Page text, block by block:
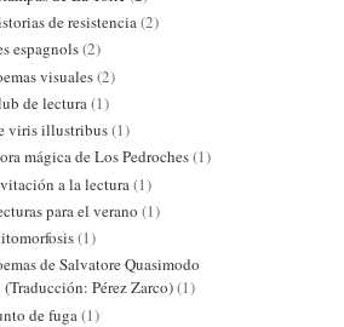
de resistencia(2)
espagnols(2)
visuales(2)
de lectura(1)
viris illustribus(1)
mágica de Los Pedroches(1)
a la lectura (1)
para el verano (1)
(1)
de Salvatore Quasimodo
(Traducción: Pérez Zarco)(1)
de fuga (1)